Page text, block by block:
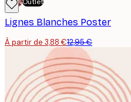
Lignes Blanches Poster
À partir de 3,88 €12,95 €